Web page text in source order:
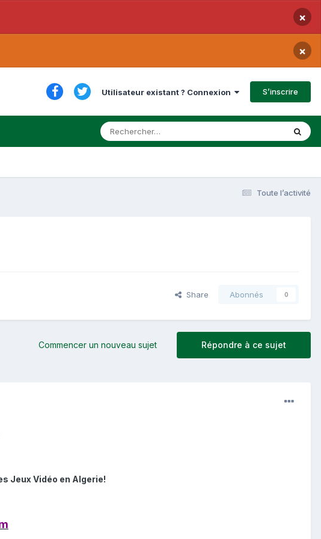
×
×
Utilisateur existant ? Connexion S’inscrire
Toute l’activité
Share Abonnés 0
Répondre à ce sujet
Commencer un nouveau sujet
Jeux Vidéo en Algerie!